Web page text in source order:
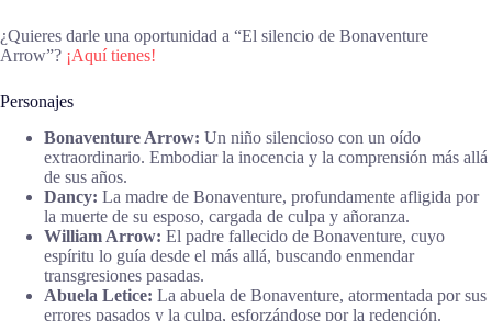
¿Quieres darle una oportunidad a “El silencio de Bonaventure
Arrow”? ¡Aquí tienes!
Personajes
Bonaventure Arrow: Un niño silencioso con un oído
extraordinario. Embodiar la inocencia y la comprensión más allá
de sus años.
Dancy: La madre de Bonaventure, profundamente afligida por
la muerte de su esposo, cargada de culpa y añoranza.
William Arrow: El padre fallecido de Bonaventure, cuyo
espíritu lo guía desde el más allá, buscando enmendar
transgresiones pasadas.
Abuela Letice: La abuela de Bonaventure, atormentada por sus
errores pasados y la culpa, esforzándose por la redención.